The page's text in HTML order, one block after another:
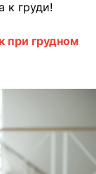
к груди!
при грудном